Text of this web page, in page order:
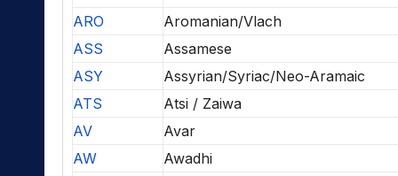
ARO
Aromanian/Vlach
ASS
Assamese
ASY
Assyrian/Syriac/Neo-Aramaic
ATS
Atsi / Zaiwa
AV
Avar
AW
Awadhi